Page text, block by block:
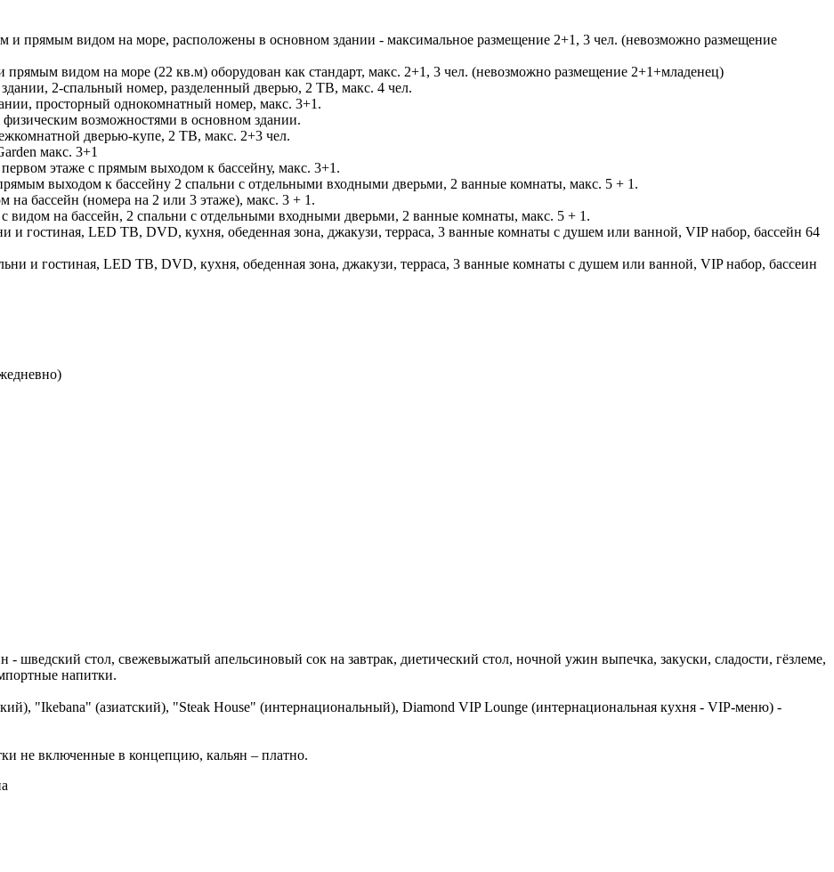
и прямым видом на море, расположены в основном здании - максимальное размещение 2+1, 3 чел. (невозможно размещение
прямым видом на море (22 кв.м) оборудован как стандарт, макс. 2+1, 3 чел. (невозможно размещение 2+1+младенец)
2-спальный номер, разделенный дверью, 2 ТВ, макс. 4 чел.
просторный однокомнатный номер, макс. 3+1.
возможностями в основном здании.
дверью-купе, 2 ТВ, макс. 2+3 чел.
макс. 3+1
этаже с прямым выходом к бассейну, макс. 3+1.
выходом к бассейну 2 спальни с отдельными входными дверьми, 2 ванные комнаты, макс. 5 + 1.
на бассейн (номера на 2 или 3 этаже), макс. 3 + 1.
видом на бассейн, 2 спальни с отдельными входными дверьми, 2 ванные комнаты, макс. 5 + 1.
и гостиная, LED ТВ, DVD, кухня, обеденная зона, джакузи, терраса, 3 ванные комнаты с душем или ванной, VIP набор, бассейн 64
и гостиная, LED ТВ, DVD, кухня, обеденная зона, джакузи, терраса, 3 ванные комнаты с душем или ванной, VIP набор, бассеин
шведский стол, свежевыжатый апельсиновый сок на завтрак, диетический стол, ночной ужин выпечка, закуски, сладости, гёзлеме,
напитки.
"Ikebana" (азиатский), "Steak House" (интернациональный), Diamond VIP Lounge (интернациональная кухня - VIP-меню) -
не включенные в концепцию, кальян – платно.